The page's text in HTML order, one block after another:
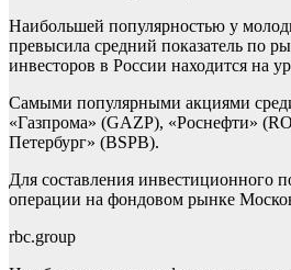
Наибольшей популярностью у
превысила средний показатель по
инвесторов в России находится на
Самыми популярными акциями
«Газпрома» (GAZP), «Роснефти»
Петербург» (BSPB).
Для составления инвестиционного
операции на фондовом рынке
rbc.group